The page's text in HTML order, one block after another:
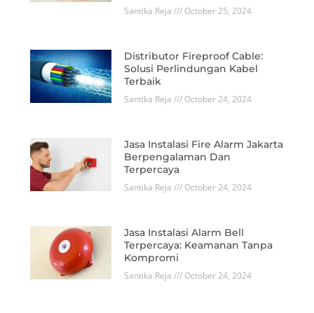
Santika Reja October 25, 2024
Distributor Fireproof Cable:
Solusi Perlindungan Kabel
Terbaik
Santika Reja October 24, 2024
Jasa Instalasi Fire Alarm Jakarta
Berpengalaman Dan
Terpercaya
Santika Reja October 24, 2024
Jasa Instalasi Alarm Bell
Terpercaya: Keamanan Tanpa
Kompromi
Santika Reja October 24, 2024